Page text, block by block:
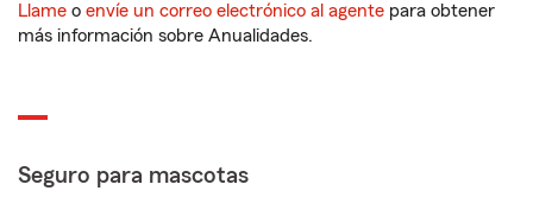
Llame o envíe un correo electrónico al agente para obtener
más información sobre Anualidades.
Seguro para mascotas